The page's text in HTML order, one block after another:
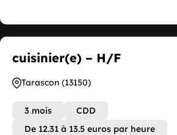
cuisinier(e) – H/F
Tarascon (13150)
3 mois
CDD
De 12.31 à 13.5 euros par heure